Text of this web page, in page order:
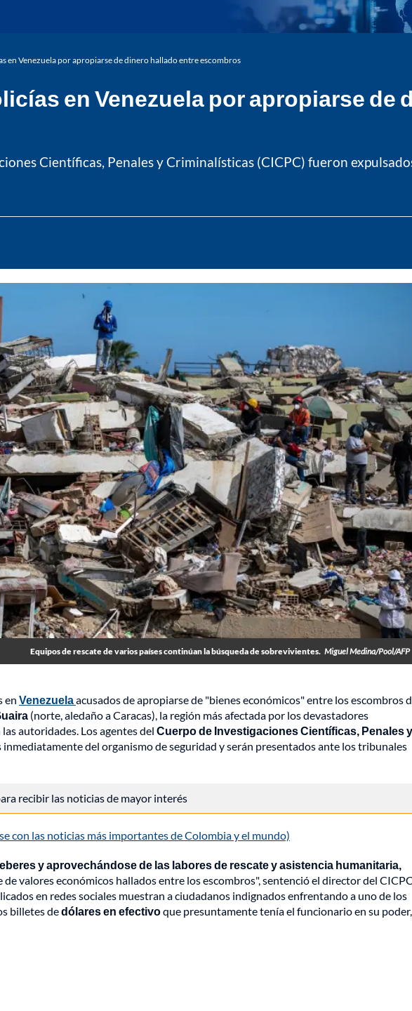
en Venezuela por apropiarse de dinero hallado entre escombros
en Venezuela por apropiarse de
Científicas, Penales y Criminalísticas (CICPC) fueron
Equipos de rescate de varios países continúan la búsqueda de sobrevivientes. Miguel Medina/Pool/AFP
en Venezuelaacusados de apropiarse de "bienes económicos" entre los escombros
(norte, aledaño a Caracas), la región más afectada por los devastadores
autoridades. Los agentes del Cuerpo de Investigaciones Científicas, Penales y
del organismo de seguridad y serán presentados ante los tribunales
recibir las noticias de mayor interés
con las noticias más importantes de Colombia y el mundo)
y aprovechándose de las labores de rescate y asistencia humanitaria,
valores económicos hallados entre los escombros", sentenció el director del
en redes sociales muestran a ciudadanos indignados enfrentando a uno de los
billetes dedólares en efectivoque presuntamente tenía el funcionario en su poder,